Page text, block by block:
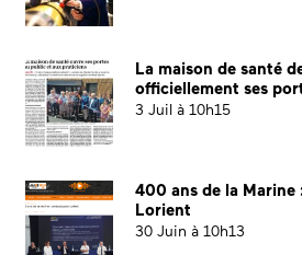
La maison de santé
officiellement ses
3 Juil à 10h15
400 ans de la Marine
Lorient
30 Juin à 10h13